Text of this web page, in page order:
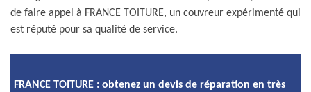
de faire appel à FRANCE TOITURE, un couvreur expérimenté qui
est réputé pour sa qualité de service.
FRANCE TOITURE : obtenez un devis de réparation en très